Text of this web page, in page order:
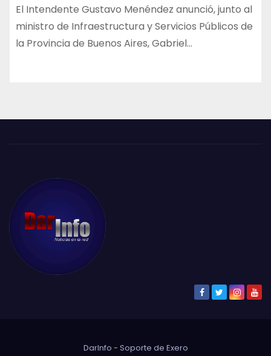
El Intendente Gustavo Menéndez anunció, junto al
ministro de Infraestructura y Servicios Públicos de
la Provincia de Buenos Aires, Gabriel…
DarInfo - Soporte de Exero